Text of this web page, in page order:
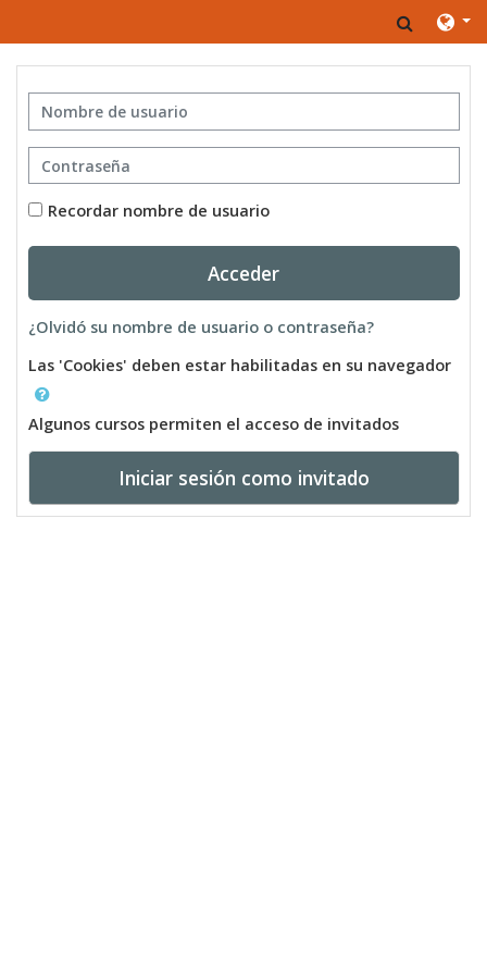
Nombre de usuario
Contraseña
Recordar nombre de usuario
Acceder
¿Olvidó su nombre de usuario o contraseña?
Las 'Cookies' deben estar habilitadas en su navegador
Algunos cursos permiten el acceso de invitados
Iniciar sesión como invitado